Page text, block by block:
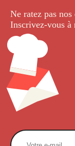
Ne ratez pas nos
Inscrivez-vous à